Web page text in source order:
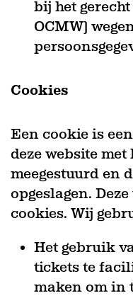
bij het
OCMW)
Cookies
Een cookie is
deze website
meegestuurd en
opgeslagen.
cookies. Wij
Het gebruik
tickets te
maken om in